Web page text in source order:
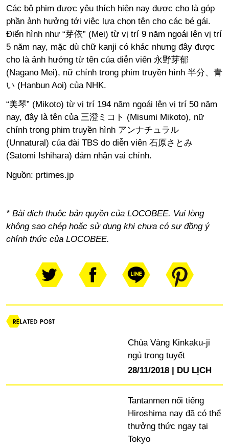
Các bộ phim được yêu thích hiện nay được cho là góp
phần ảnh hưởng tới việc lựa chọn tên cho các bé gái.
Điển hình như “芽依” (Mei) từ vị trí 9 năm ngoái lên vị trí
5 năm nay, mặc dù chữ kanji có khác nhưng đây được
cho là ảnh hưởng từ tên của diễn viên 永野芽郁
(Nagano Mei), nữ chính trong phim truyền hình 半分、青
い (Hanbun Aoi) của NHK.
“美琴” (Mikoto) từ vị trí 194 năm ngoái lên vị trí 50 năm
nay, đây là tên của 三澄ミコト (Misumi Mikoto), nữ
chính trong phim truyền hình アンナチュラル
(Unnatural) của đài TBS do diễn viên 石原さとみ
(Satomi Ishihara) đảm nhận vai chính.
Nguồn: prtimes.jp
* Bài dịch thuộc bản quyền của LOCOBEE. Vui lòng
không sao chép hoặc sử dụng khi chưa có sự đồng ý
chính thức của LOCOBEE.
Chùa Vàng Kinkaku-ji
ngủ trong tuyết
28/11/2018
DU LỊCH
Tantanmen nổi tiếng
Hiroshima nay đã có thể
thưởng thức ngay tại
Tokyo